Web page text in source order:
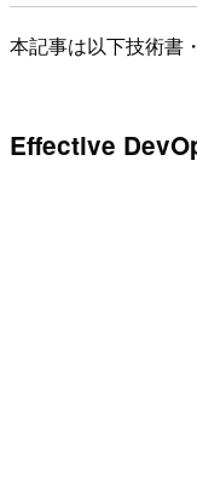
本記事は以下技術書
Effective